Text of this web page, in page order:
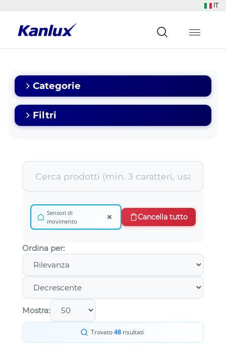
IT
główna
Categorie
Filtri
Sensori di
movimento
× Cancella tutto
Ordina per:
Mostra:
Trovato48risultati